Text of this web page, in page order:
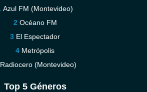
Azul FM (Montevideo)
Océano FM
El Espectador
Metrópolis
Radiocero (Montevideo)
Top 5 Géneros